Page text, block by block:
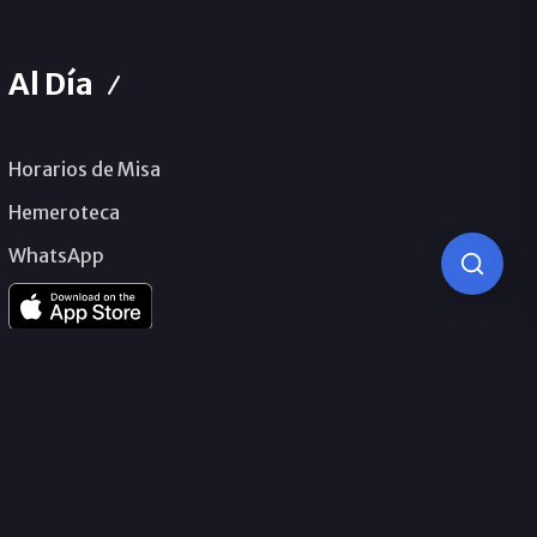
Al Día
Horarios de Misa
Hemeroteca
WhatsApp